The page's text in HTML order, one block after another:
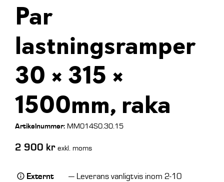
Par
lastningsramper
30 × 315 ×
1500mm, raka
Artikelnummer:MM014S0.30.15
2 900 kr exkl. moms
Externt
— Leverans vanligtvis inom 2-10